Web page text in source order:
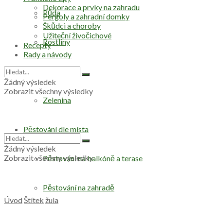
Půda
Rostliny
Zelenina
Pěstování dle místa
Pěstování na balkóně a terase
Pěstování na zahradě
Dekorace a prvky na zahradu
Pergoly a zahradní domky
Škůdci a choroby
Užiteční živočichové
Recepty
Rady a návody
Žádný výsledek
Zobrazit všechny výsledky
Žádný výsledek
Zobrazit všechny výsledky
Úvod Štítek žula